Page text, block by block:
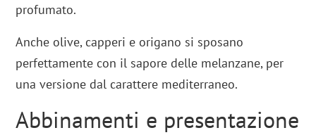
profumato.
Anche olive, capperi e origano si sposano
perfettamente con il sapore delle melanzane, per
una versione dal carattere mediterraneo.
Abbinamenti e presentazione